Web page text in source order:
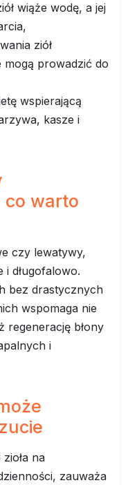
wiąże wodę, a jej
ziół
prowadzić do
wspierającą
kasze i
warto
czy lewatywy,
i długofalowo.
bez drastycznych
wspomaga nie
regenerację błony
i
na
zauważa